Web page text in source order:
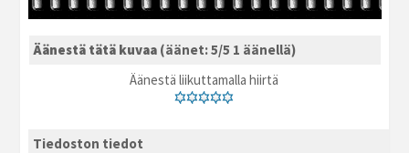
Äänestä tätä kuvaa (äänet: 5/5 1 äänellä)
Äänestä liikuttamalla hiirtä
Tiedoston tiedot